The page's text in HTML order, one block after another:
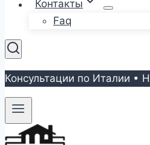
Контакты
Faq
Консультации по Италии